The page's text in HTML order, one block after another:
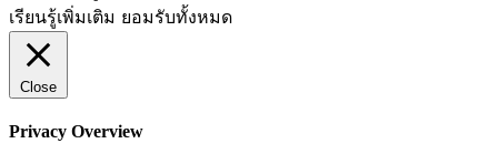
เรียนรู้เพิ่มเติม ยอมรับทั้งหมด
Close
Privacy Overview